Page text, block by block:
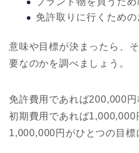
免許取りに行くための
意味や目標が決まったら、
要なのかを調べましょう。
免許費用であれば200,000
初期費用であれば1,000,000
1,000,000円がひとつの目標